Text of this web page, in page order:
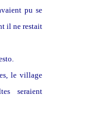
pu se
il ne restait
le village
seraient